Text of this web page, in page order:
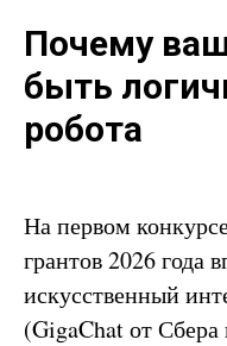
Почему
быть
робота
На первом
грантов 2026 года
искусственный
(GigaChat от